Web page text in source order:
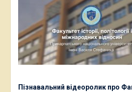
Пізнавальний відеоролик про